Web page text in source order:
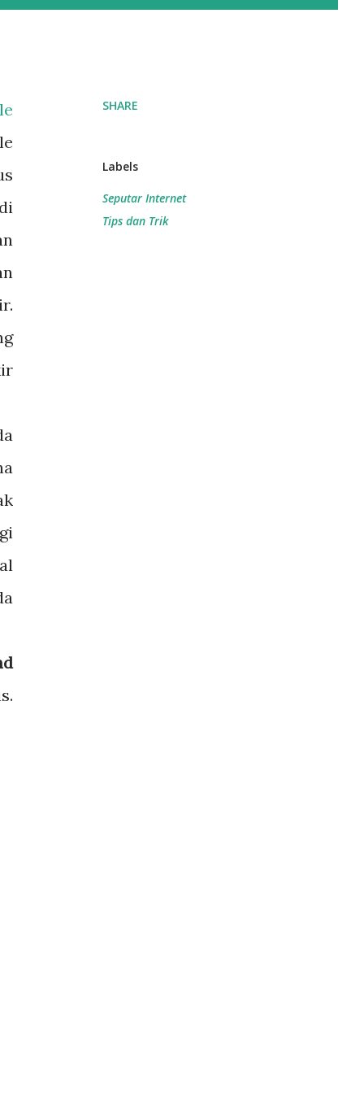
SHARE
Labels
Seputar Internet
Tips dan Trik